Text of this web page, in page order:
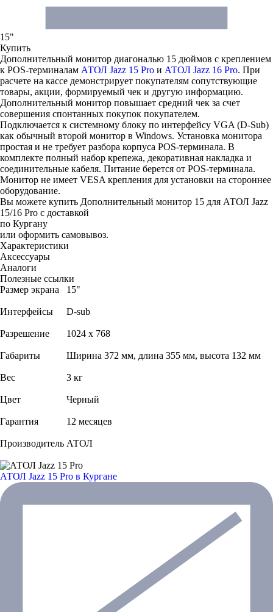
15"
Купить
Дополнительный монитор диагональю 15 дюймов с креплением
к POS-терминалам АТОЛ Jazz 15 Pro и АТОЛ Jazz 16 Pro. При
расчете на кассе демонстрирует покупателям сопутствующие
товары, акции, формируемый чек и другую информацию.
Дополнительный монитор повышает средний чек за счет
совершения спонтанных покупок покупателем.
Подключается к системному блоку по интерфейсу VGA (D-Sub)
как обычный второй монитор в Windows. Установка монитора
простая и не требует разбора корпуса POS-терминала. В
комплекте полный набор крепежа, декоративная накладка и
соединительные кабеля. Питание берется от POS-терминала.
Монитор не имеет VESA крепления для установки на стороннее
оборудование.
Вы можете купить Дополнительный монитор 15 для АТОЛ Jazz
15/16 Pro с доставкой
по Кургану
или оформить самовывоз.
Характеристики
Аксессуары
Аналоги
Полезные ссылки
Размер экрана
15"
Интерфейсы D-sub
Разрешение 1024 x 768
Габариты Ширина 372 мм, длина 355 мм, высота 132 мм
Вес 3 кг
Цвет Черный
Гарантия 12 месяцев
Производитель АТОЛ
АТОЛ Jazz 15 Pro в Кургане